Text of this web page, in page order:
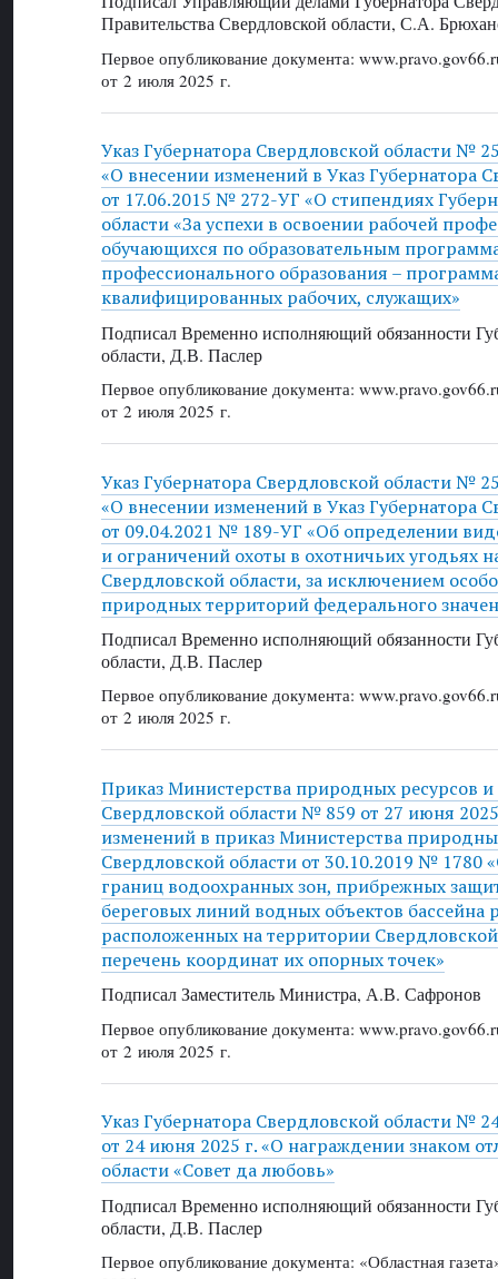
Правительства Свердловской области, С.А.
Первое опубликование документа:
от 2 июля 2025 г.
Указ Губернатора Свердловской области №
«О внесении изменений в Указ Губернатора
от 17.06.2015 № 272-УГ «О стипендиях
области «За успехи в освоении рабочей
обучающихся по образовательным
профессионального образования –
квалифицированных рабочих, служащих»
Подписал Временно исполняющий обязанности
области, Д.В. Паслер
Первое опубликование документа:
от 2 июля 2025 г.
Указ Губернатора Свердловской области №
«О внесении изменений в Указ Губернатора
от 09.04.2021 № 189-УГ «Об определении
и ограничений охоты в охотничьих угодьях
Свердловской области, за исключением
природных территорий федерального
Подписал Временно исполняющий обязанности
области, Д.В. Паслер
Первое опубликование документа:
от 2 июля 2025 г.
Приказ Министерства природных ресурсов и
Свердловской области № 859 от 27 июня
изменений в приказ Министерства
Свердловской области от 30.10.2019 № 1780
границ водоохранных зон, прибрежных
береговых линий водных объектов бассейна
расположенных на территории
перечень координат их опорных точек»
Подписал Заместитель Министра, А.В. Сафронов
Первое опубликование документа:
от 2 июля 2025 г.
Указ Губернатора Свердловской области №
от 24 июня 2025 г. «О награждении знаком
области «Совет да любовь»
Подписал Временно исполняющий обязанности
области, Д.В. Паслер
Первое опубликование документа: «Областная